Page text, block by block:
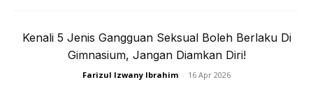
Kenali 5 Jenis Gangguan Seksual Boleh Berlaku Di
Gimnasium, Jangan Diamkan Diri!
Farizul Izwany Ibrahim - 16 Apr 2026